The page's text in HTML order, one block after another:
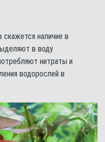
наличие в
в воду
нитраты и
водорослей в